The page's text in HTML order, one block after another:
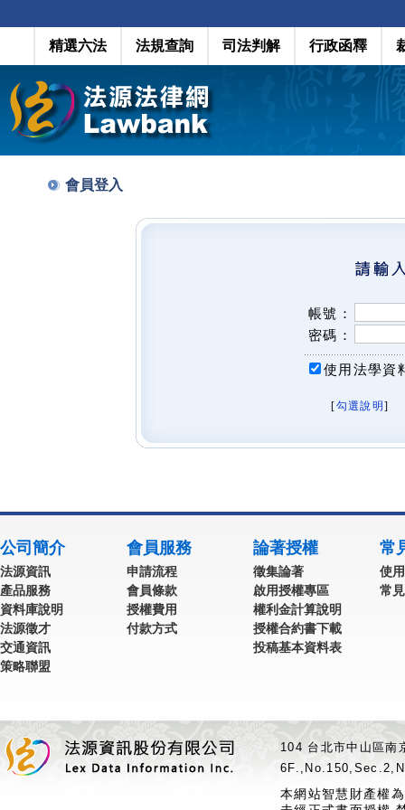
精選六法 法規查詢 司法判解 行政函釋
會員登入
帳號：
密碼：
使用法學資
[勾選說明 ]
公司簡介
法源資訊
產品服務
資料庫說明
法源徵才
交通資訊
策略聯盟
會員服務
申請流程
會員條款
授權費用
付款方式
論著授權
徵集論著
啟用授權專區
權利金計算說明
授權合約書下載
投稿基本資料表
常
使
常
104 台北市中山區
本網站智慧財產權